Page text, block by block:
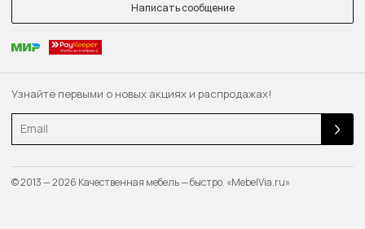
Узнайте первыми о новых акциях и распродажах!
Email
Написать сообщение
© 2013 — 2026 Качественная мебель — быстро. «MebelVia.ru»